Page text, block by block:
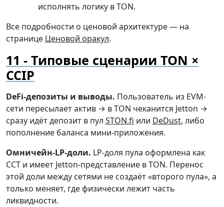
исполнять логику в TON.
Все подробности о ценовой архитектуре — на
странице Ценовой оракул.
Типовые сценарии TON ×
CCIP
DeFi-депозиты и выводы. Пользователь из EVM-
сети пересылает актив → в TON чеканится Jetton →
сразу идёт депозит в пул STON.fi или DeDust, либо
пополнение баланса мини-приложения.
Омничейн-LP-доли. LP-доля пула оформлена как
CCT и имеет Jetton-представление в TON. Перенос
этой доли между сетями не создаёт «второго пула», а
только меняет, где физически лежит часть
ликвидности.